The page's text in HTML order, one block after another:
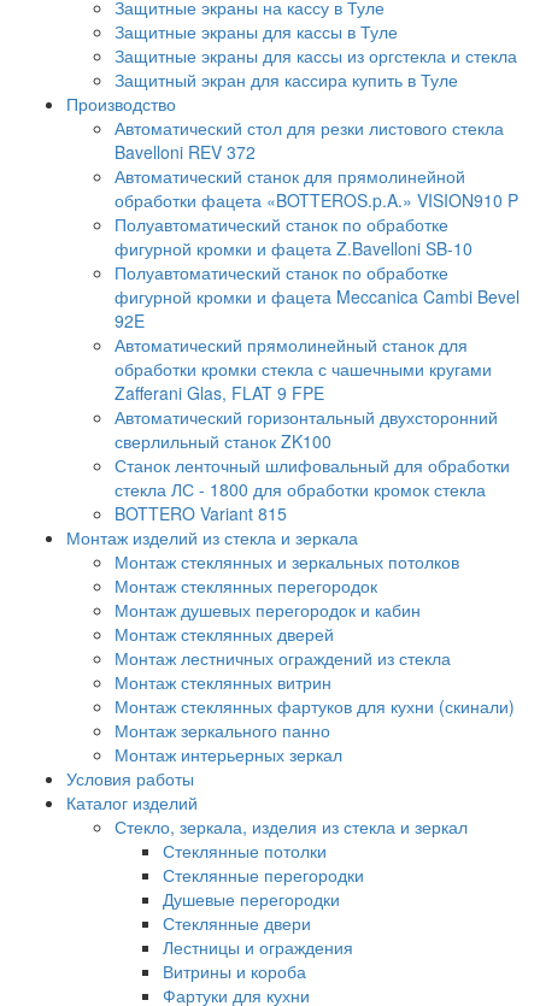
Защитные экраны на кассу в Туле
Защитные экраны для кассы в Туле
Защитные экраны для кассы из оргстекла и стекла
Защитный экран для кассира купить в Туле
Производство
Автоматический стол для резки листового стекла
Bavelloni REV 372
Автоматический станок для прямолинейной
обработки фацета «BOTTEROS.p.A.» VISION910 P
Полуавтоматический станок по обработке
фигурной кромки и фацета Z.Bavelloni SB-10
Полуавтоматический станок по обработке
фигурной кромки и фацета Meccanica Cambi Bevel
92E
Автоматический прямолинейный станок для
обработки кромки стекла с чашечными кругами
Zafferani Glas, FLAT 9 FPE
Автоматический горизонтальный двухсторонний
сверлильный станок ZK100
Станок ленточный шлифовальный для обработки
стекла ЛС - 1800 для обработки кромок стекла
BOTTERO Variant 815
Монтаж изделий из стекла и зеркала
Монтаж стеклянных и зеркальных потолков
Монтаж стеклянных перегородок
Монтаж душевых перегородок и кабин
Монтаж стеклянных дверей
Монтаж лестничных ограждений из стекла
Монтаж стеклянных витрин
Монтаж стеклянных фартуков для кухни (скинали)
Монтаж зеркального панно
Монтаж интерьерных зеркал
Условия работы
Каталог изделий
Стекло, зеркала, изделия из стекла и зеркал
Стеклянные потолки
Стеклянные перегородки
Душевые перегородки
Стеклянные двери
Лестницы и ограждения
Витрины и короба
Фартуки для кухни